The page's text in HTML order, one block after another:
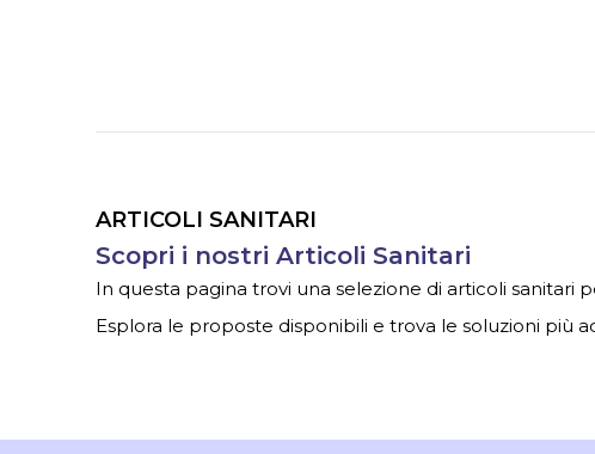
ARTICOLI SANITARI
Scopri i nostri Articoli Sanitari
In questa pagina trovi una selezione di articoli sanitari
Esplora le proposte disponibili e trova le soluzioni più